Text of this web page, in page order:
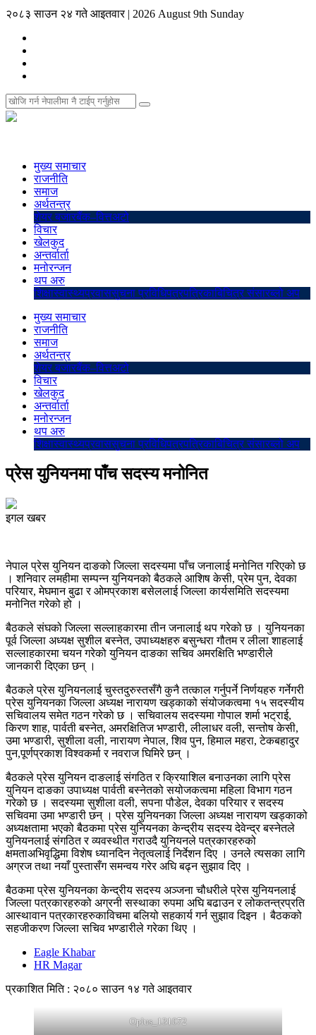
२०८३ साउन २४ गते आइतवार | 2026 August 9th Sunday
मुख्य समाचार
राजनीति
समाज
अर्थतन्त्र
शेयर बजारबैंक–वित्तअटो
विचार
खेलकुद
अन्तर्वार्ता
मनोरन्जन
थप अरु
शिक्षास्वास्थ्यप्रवाससुचना प्रविधिपत्रपत्रिकाबिचित्र संसारब्लो अप
मुख्य समाचार
राजनीति
समाज
अर्थतन्त्र
शेयर बजारबैंक–वित्तअटो
विचार
खेलकुद
अन्तर्वार्ता
मनोरन्जन
थप अरु
शिक्षास्वास्थ्यप्रवाससुचना प्रविधिपत्रपत्रिकाबिचित्र संसारब्लो अप
प्रेस युनियनमा पाँच सदस्य मनोनित
इगल खबर
नेपाल प्रेस युनियन दाङको जिल्ला सदस्यमा पाँच जनालाई मनोनित गरिएको छ
। शनिवार लमहीमा सम्पन्न युनियनको बैठकले आशिष केसी, प्रेम पुन, देवका
परियार, मेघमान बुढा र ओमप्रकाश बसेललाई जिल्ला कार्यसमिति सदस्यमा
मनोनित गरेको हो ।
बैठकले संघको जिल्ला सल्लाहकारमा तीन जनालाई थप गरेको छ । युनियनका
पूर्व जिल्ला अध्यक्ष सुशील बस्नेत, उपाध्यक्षहरु बसुन्धरा गौतम र लीला शाहलाई
सल्लाहकारमा चयन गरेको युनियन दाङका सचिव अमरक्षिति भण्डारीले
जानकारी दिएका छन् ।
बैठकले प्रेस युनियनलाई चुस्तदुरुस्तसँगै कुनै तत्काल गर्नुपर्ने निर्णयहरु गर्नेगरी
प्रेस युनियनका जिल्ला अध्यक्ष नारायण खड्काको संयोजकत्वमा १५ सदस्यीय
सचिवालय समेत गठन गरेको छ । सचिवालय सदस्यमा गोपाल शर्मा भट्राई,
किरण शाह, पार्वती बस्नेत, अमरक्षितिज भण्डारी, लीलाधर वली, सन्तोष केसी,
उमा भण्डारी, सुशीला वली, नारायण नेपाल, शिव पुन, हिमाल महरा, टेकबहादुर
पुन,पूर्णप्रकाश विश्वकर्मा र नवराज घिमिरे छन् ।
बैठकले प्रेस युनियन दाङलाई संगठित र क्रियाशिल बनाउनका लागि प्रेस
युनियन दाङका उपाध्यक्ष पार्वती बस्नेतको सयोजकत्वमा महिला विभाग गठन
गरेको छ । सदस्यमा सुशीला वली, सपना पौडेल, देवका परियार र सदस्य
सचिवमा उमा भण्डारी छन् । प्रेस युनियनका जिल्ला अध्यक्ष नारायण खड्काको
अध्यक्षतामा भएको बैठकमा प्रेस युनियनका केन्द्रीय सदस्य देवेन्द्र बस्नेतले
युनियनलाई संगठित र व्यवस्थीत गराउदै युनियनले पत्रकारहरुको
क्षमताअभिवृद्धिमा विशेष ध्यानदिन नेतृत्वलाई निर्देशन दिए । उनले त्यसका लागि
अग्रज तथा नयाँ पुस्तासँग समन्वय गरेर अघि बढ्न सुझाव दिए ।
बैठकमा प्रेस युनियनका केन्द्रीय सदस्य अञ्जना चौधरीले प्रेस युनियनलाई
जिल्ला पत्रकारहरुको अग्रनी सस्थाका रुपमा अघि बढाउन र लोकतन्त्रप्रति
आस्थावान पत्रकारहरुकाविचमा बलियो सहकार्य गर्न सुझाव दिइन । बैठकको
सहजीकरण जिल्ला सचिव भण्डारीले गरेका थिए ।
Eagle Khabar
HR Magar
प्रकाशित मिति : २०८० साउन १४ गते आइतवार
Oplus_131072